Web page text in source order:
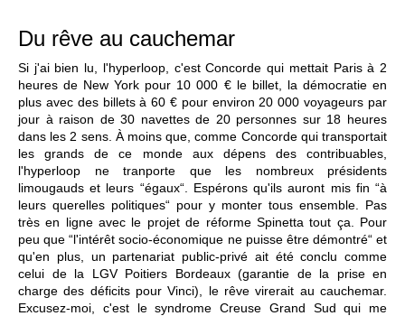
Du rêve au cauchemar
Si j'ai bien lu, l'hyperloop, c'est Concorde qui mettait Paris à 2
heures de New York pour 10 000 € le billet, la démocratie en
plus avec des billets à 60 € pour environ 20 000 voyageurs par
jour à raison de 30 navettes de 20 personnes sur 18 heures
dans les 2 sens. À moins que, comme Concorde qui transportait
les grands de ce monde aux dépens des contribuables,
l'hyperloop ne tranporte que les nombreux présidents
limougauds et leurs “égaux“. Espérons qu'ils auront mis fin “à
leurs querelles politiques“ pour y monter tous ensemble. Pas
très en ligne avec le projet de réforme Spinetta tout ça. Pour
peu que “l'intérêt socio-économique ne puisse être démontré“ et
qu'en plus, un partenariat public-privé ait été conclu comme
celui de la LGV Poitiers Bordeaux (garantie de la prise en
charge des déficits pour Vinci), le rêve virerait au cauchemar.
Excusez-moi, c'est le syndrome Creuse Grand Sud qui me